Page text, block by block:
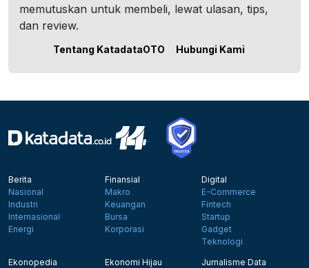
memutuskan untuk membeli, lewat ulasan, tips,
dan review.
Tentang KatadataOTO Hubungi Kami
Berita
Nasional
Industri
Internasional
Energi
Finansial
Makro
Keuangan
Bursa
Korporasi
Digital
E-Commerce
Fintech
Startup
Gadget
Teknologi
Ekonopedia
Ekonomi Hijau
Jurnalisme Data